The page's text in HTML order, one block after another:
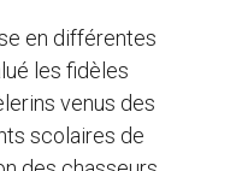
en différentes
les fidèles
venus des
scolaires de